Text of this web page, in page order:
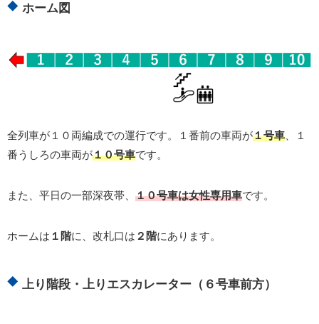
ホーム図
全列車が１０両編成での運行です。１番前の車両が１号車 、１
番うしろの車両が１０号車です。
また、平日の一部深夜帯、 １０号車は女性専用車です。
ホームは １階に、改札口は ２階にあります。
上り階段・上りエスカレーター（６号車前方）